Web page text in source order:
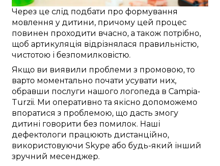
Через це слід подбати про формування
мовлення у дитини, причому цей процес
повинен проходити вчасно, а також потрібно,
щоб артикуляція відрізнялася правильністю,
чистотою і безпомилковістю.
Якщо ви виявили проблеми з промовою, то
варто моментально почати усувати них,
обравши послуги нашого логопеда в Campia-
Turzii. Ми оперативно та якісно допоможемо
впоратися з проблемою, що дасть змогу
дитині говорити без помилок. Наші
дефектологи працюють дистанційно,
використовуючи Skype або будь-який інший
зручний месенджер.